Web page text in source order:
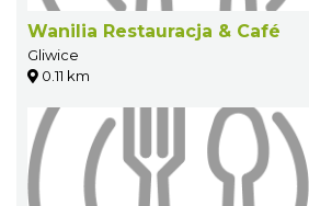
Wanilia Restauracja & Café
Gliwice
0.11 km